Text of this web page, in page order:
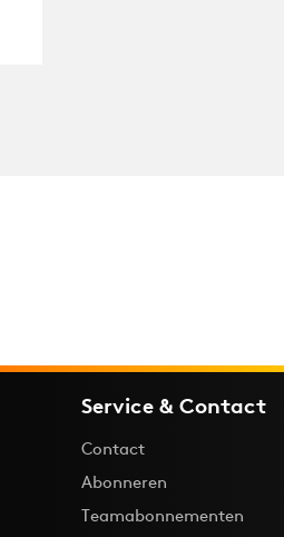
Service & Contact
Contact
Abonneren
Teamabonnementen